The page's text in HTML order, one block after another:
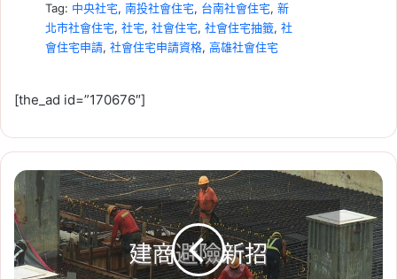
Tag: 中央社宅, 南投社會住宅, 台南社會住宅, 新
北市社會住宅, 社宅, 社會住宅, 社會住宅抽籤, 社
會住宅申請, 社會住宅申請資格, 高雄社會住宅
2026-07-23
租賃專法修法急轉彎！3 年租
期、續約漲租上限暫緩，最新重
點一次看
[the_ad id=”170676″]
先
建
後
售
成
建